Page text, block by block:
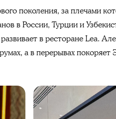
поколения, за плечами
в России, Турции и
в ресторане Lea.
а в перерывах